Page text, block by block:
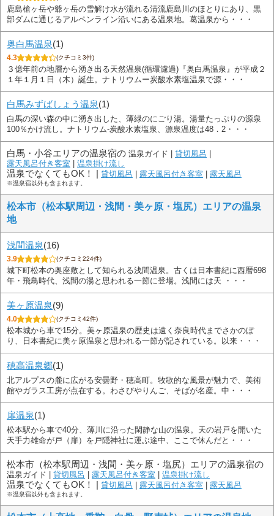
鹿島槍ヶ岳や爺ヶ岳の雪解け水が流れる清流鹿島川のほとりにあり、黒
部ダムに通じるアルペンライン沿いにある温泉地。葛温泉から・・・
奥白馬温泉(1)
4.3 (クチコミ3件)
３億年前の地層から湧き出る天然温泉(循環濾過)『奥白馬温泉』が平成２
１年１月１日（木）誕生。ナトリウムー炭酸水素塩温泉で源・・・
白馬みずばしょう温泉(1)
白馬の深い森の中に湧き出した、薄緑のにごり湯。湯量たっぷりの源泉
100％かけ流し。ナトリウム‐炭酸水素塩泉、源泉温度は48．2・・・
白馬・小谷エリアの温泉宿の 温泉ガイド | 貸切風呂 |
露天風呂付き客室 | 温泉掛け流し
温泉でなくてもOK！ | 貸切風呂 | 露天風呂付き客室 | 露天風呂
※温泉宿以外も含まれます。
松本市（松本駅周辺・浅間・美ヶ原・塩尻）エリアの温泉
地
浅間温泉(16)
3.9 (クチコミ224件)
城下町松本の奥座敷として知られる浅間温泉。古くは日本書紀に西暦698
年・飛鳥時代、浅間の湯と思われる一節に登場。浅間には天 ・・・
美ヶ原温泉(9)
4.0 (クチコミ42件)
松本城から車で15分。美ヶ原温泉の歴史は遠く奈良時代までさかのぼ
り、日本書紀に美ヶ原温泉と思われる一節が記されている。以来・・・
穂高温泉郷(1)
北アルプスの麓に広がる安曇野・穂高町。牧歌的な風景が魅力で、美術
館やガラス工房が点在する。わさびやりんご、そばが名産。中・・・
扉温泉(1)
松本駅から車で40分、薄川に沿った閑静な山の温泉。天の岩戸を開いた
天手力雄命が戸（扉）を戸隠神社に運ぶ途中、ここで休んだと・・・
松本市（松本駅周辺・浅間・美ヶ原・塩尻）エリアの温泉宿の
温泉ガイド | 貸切風呂 | 露天風呂付き客室 | 温泉掛け流し
温泉でなくてもOK！ | 貸切風呂 | 露天風呂付き客室 | 露天風呂
※温泉宿以外も含まれます。